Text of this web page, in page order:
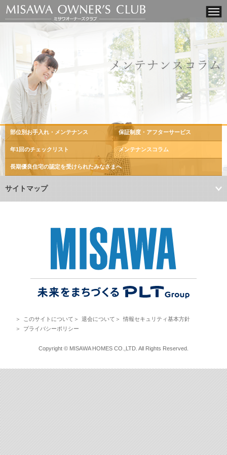
部位別お手入れ・メンテナンス 保証制度・アフターサービス
年1回のチェックリスト メンテナンスコラム
長期優良住宅の認定を受けられたみなさまへ
サイトマップ
＞ このサイトについて ＞ 退会について ＞
情報セキュリティ基本方針
＞
プライバシーポリシー
Copyright © MISAWA HOMES CO.,LTD. All Rights Reserved.